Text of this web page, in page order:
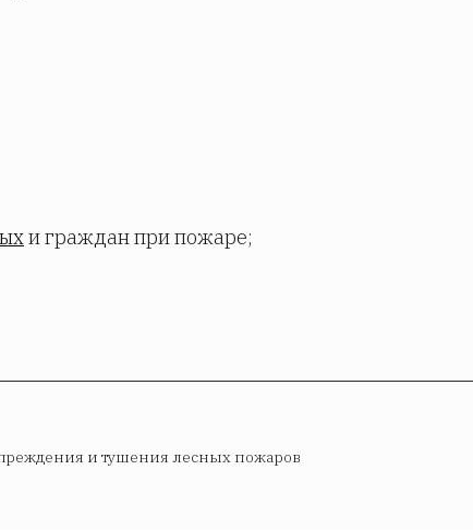
и граждан при пожаре;
и тушения лесных пожаров